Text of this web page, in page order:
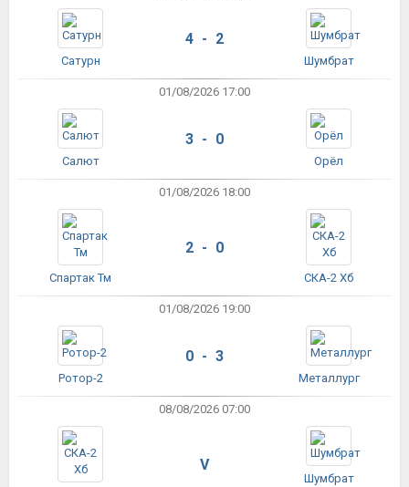
Сатурн
4 - 2
Шумбрат
01/08/2026 17:00
Салют
3 - 0
Орёл
01/08/2026 18:00
Спартак Тм
2 - 0
СКА-2 Хб
01/08/2026 19:00
Ротор-2
0 - 3
Металлург
08/08/2026 07:00
V
Шумбрат